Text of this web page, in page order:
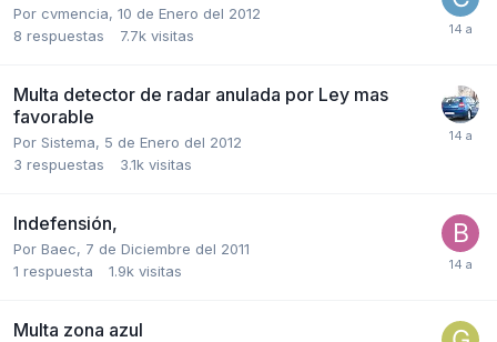
Por cvmencia, 10 de Enero del 2012
8 respuestas 7.7k visitas
Multa detector de radar anulada por Ley mas
favorable
Por Sistema, 5 de Enero del 2012
3 respuestas 3.1k visitas
Indefensión,
Por Baec, 7 de Diciembre del 2011
1 respuesta 1.9k visitas
Multa zona azul